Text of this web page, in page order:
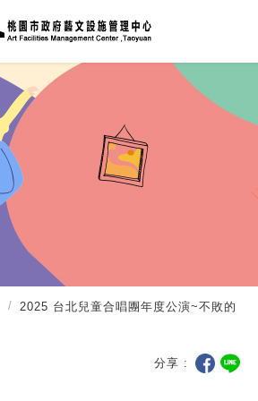
2025 台北兒童合唱團年度公演~不敗的
分享